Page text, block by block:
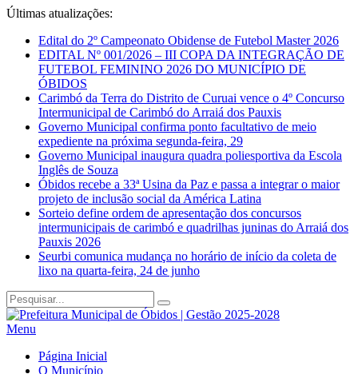
Últimas atualizações:
Edital do 2º Campeonato Obidense de Futebol Master 2026
EDITAL Nº 001/2026 – III COPA DA INTEGRAÇÃO DE
FUTEBOL FEMININO 2026 DO MUNICÍPIO DE
ÓBIDOS
Carimbó da Terra do Distrito de Curuai vence o 4º Concurso
Intermunicipal de Carimbó do Arraiá dos Pauxis
Governo Municipal confirma ponto facultativo de meio
expediente na próxima segunda-feira, 29
Governo Municipal inaugura quadra poliesportiva da Escola
Inglês de Souza
Óbidos recebe a 33ª Usina da Paz e passa a integrar o maior
projeto de inclusão social da América Latina
Sorteio define ordem de apresentação dos concursos
intermunicipais de carimbó e quadrilhas juninas do Arraiá dos
Pauxis 2026
Seurbi comunica mudança no horário de início da coleta de
lixo na quarta-feira, 24 de junho
Menu
Página Inicial
O Município